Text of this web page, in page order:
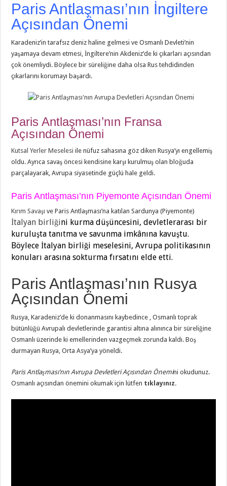
Paris Antlaşması’nın İngiltere
Açısından Önemi
Karadeniz’in tarafsız deniz haline gelmesi ve Osmanlı Devleti’nin
yaşamaya devam etmesi, İngiltere’nin Akdeniz’de ki çıkarları açısından
çok önemliydi. Böylece bir süreliğine daha olsa Rus tehdidinden
çıkarlarını korumayı başardı.
Paris Antlaşması’nın Fransa
Açısından Önemi
Kutsal Yerler Meselesi ile nüfuz sahasına göz diken Rusya’yı engellemiş
oldu. Ayrıca savaş öncesi kendisine karşı kurulmuş olan bloğuda
parçalayarak, Avrupa siyasetinde güçlü hale geldi.
Paris Antlaşması’nın Piyemonte Açısından Önemi
Kırım Savaşı ve Paris Antlaşması’na katılan Sardunya (Piyemonte)
İtalyan birliğini kurma düşüncesini, devletlerarası bir
kuruluşta tanıtma ve savunma imkânına kavuştu.
Böylece İtalyan birliği meselesini, Avrupa politikasının
konuları arasına sokturma fırsatını elde etti.
Paris Antlaşması’nın Rusya
Açısından Önemi
Rusya, Karadeniz’de ki donanmasını kaybedince , Osmanlı toprak
bütünlüğü Avrupalı devletlerinde garantisi altına alınınca bir süreliğine
Osmanlı üzerinde ki emellerinden vazgeçmek zorunda kaldı. Boş
durmayan Rusya, Orta Asya’ya yöneldi.
Paris Antlaşması’nın Avrupa Devletleri Açısından Önemini okudunuz.
Osmanlı açısından önemini okumak için lütfen tıklayınız.